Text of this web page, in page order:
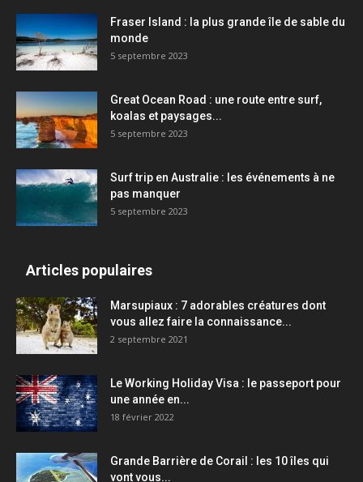
Fraser Island : la plus grande île de sable du
monde
5 septembre 2023
Great Ocean Road : une route entre surf,
koalas et paysages...
5 septembre 2023
Surf trip en Australie : les événements à ne
pas manquer
5 septembre 2023
Articles populaires
Marsupiaux : 7 adorables créatures dont
vous allez faire la connaissance...
2 septembre 2021
Le Working Holiday Visa : le passeport pour
une année en...
18 février 2022
Grande Barrière de Corail : les 10 îles qui
vont vous...